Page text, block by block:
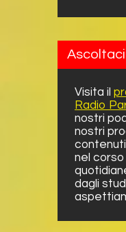
Visita il
Radio
nostri
nostri
nel
dagli